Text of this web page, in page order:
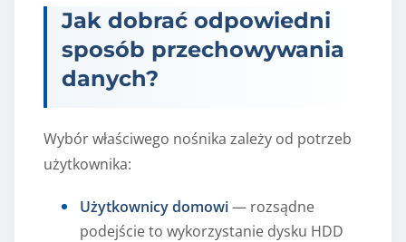
Jak dobrać odpowiedni
sposób przechowywania
danych?
Wybór właściwego nośnika zależy od potrzeb
użytkownika:
Użytkownicy domowi— rozsądne
podejście to wykorzystanie dysku HDD